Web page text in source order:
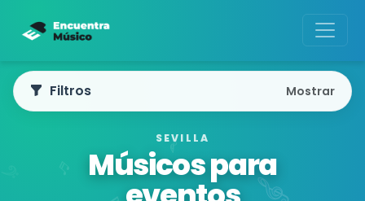
SEVILLA
Músicos para
Filtros Mostrar